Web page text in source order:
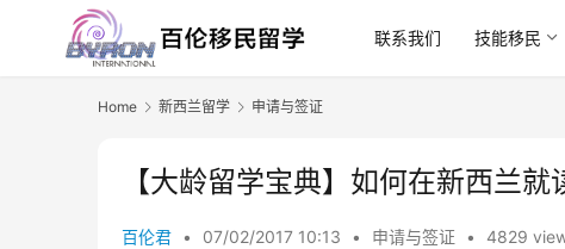
联系我们 技能移民
Home 新西兰留学 申请与签证
【大龄留学宝典】如何在新西兰就
百伦君 • 07/02/2017 10:13 • 申请与签证 • 4829